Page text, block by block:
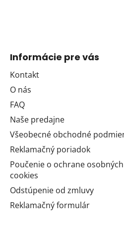
Informácie pre vás
Kontakt
O nás
FAQ
Naše predajne
Všeobecné obchodné
Reklamačný poriadok
Poučenie o ochrane
cookies
Odstúpenie od zmluvy
Reklamačný formulár